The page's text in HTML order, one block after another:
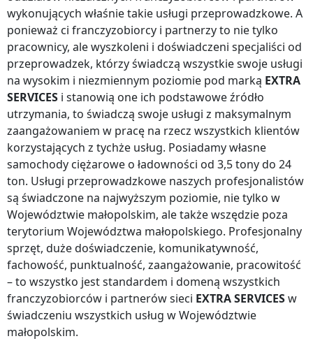
wykonujących właśnie takie usługi przeprowadzkowe. A
ponieważ ci franczyzobiorcy i partnerzy to nie tylko
pracownicy, ale wyszkoleni i doświadczeni specjaliści od
przeprowadzek, którzy świadczą wszystkie swoje usługi
na wysokim i niezmiennym poziomie pod marką EXTRA
SERVICES i stanowią one ich podstawowe źródło
utrzymania, to świadczą swoje usługi z maksymalnym
zaangażowaniem w pracę na rzecz wszystkich klientów
korzystających z tychże usług. Posiadamy własne
samochody ciężarowe o ładowności od 3,5 tony do 24
ton. Usługi przeprowadzkowe naszych profesjonalistów
są świadczone na najwyższym poziomie, nie tylko w
Województwie małopolskim, ale także wszędzie poza
terytorium Województwa małopolskiego. Profesjonalny
sprzęt, duże doświadczenie, komunikatywność,
fachowość, punktualność, zaangażowanie, pracowitość
– to wszystko jest standardem i domeną wszystkich
franczyzobiorców i partnerów sieci EXTRA SERVICESw
świadczeniu wszystkich usług w Województwie
małopolskim.